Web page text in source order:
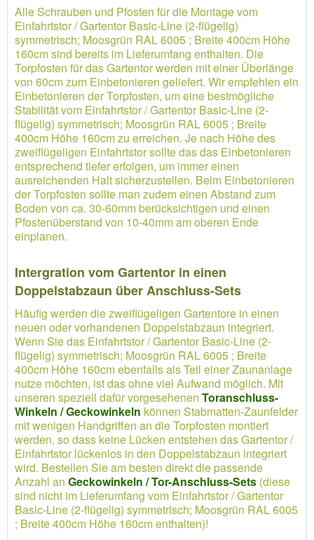
Alle Schrauben und Pfosten für die Montage vom
Einfahrtstor / Gartentor Basic-Line (2-flügelig)
symmetrisch; Moosgrün RAL 6005 ; Breite 400cm Höhe
160cm sind bereits im Lieferumfang enthalten. Die
Torpfosten für das Gartentor werden mit einer Überlänge
von 60cm zum Einbetonieren geliefert. Wir empfehlen ein
Einbetonieren der Torpfosten, um eine bestmögliche
Stabilität vom Einfahrtstor / Gartentor Basic-Line (2-
flügelig) symmetrisch; Moosgrün RAL 6005 ; Breite
400cm Höhe 160cm zu erreichen. Je nach Höhe des
zweiflügeligen Einfahrtstor sollte das das Einbetonieren
entsprechend tiefer erfolgen, um immer einen
ausreichenden Halt sicherzustellen. Beim Einbetonieren
der Torpfosten sollte man zudem einen Abstand zum
Boden von ca. 30-60mm berücksichtigen und einen
Pfostenüberstand von 10-40mm am oberen Ende
einplanen.
Intergration vom Gartentor in einen
Doppelstabzaun über Anschluss-Sets
Häufig werden die zweiflügeligen Gartentore in einen
neuen oder vorhandenen Doppelstabzaun integriert.
Wenn Sie das Einfahrtstor / Gartentor Basic-Line (2-
flügelig) symmetrisch; Moosgrün RAL 6005 ; Breite
400cm Höhe 160cm ebenfalls als Teil einer Zaunanlage
nutze möchten, ist das ohne viel Aufwand möglich. Mit
unseren speziell dafür vorgesehenen Toranschluss-
Winkeln / Geckowinkeln können Stabmatten-Zaunfelder
mit wenigen Handgriffen an die Torpfosten montiert
werden, so dass keine Lücken entstehen das Gartentor /
Einfahrtstor lückenlos in den Doppelstabzaun integriert
wird. Bestellen Sie am besten direkt die passende
Anzahl an Geckowinkeln / Tor-Anschluss-Sets (diese
sind nicht im Lieferumfang vom Einfahrtstor / Gartentor
Basic-Line (2-flügelig) symmetrisch; Moosgrün RAL 6005
; Breite 400cm Höhe 160cm enthalten)!